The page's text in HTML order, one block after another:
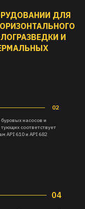
ДЛЯ
И
04